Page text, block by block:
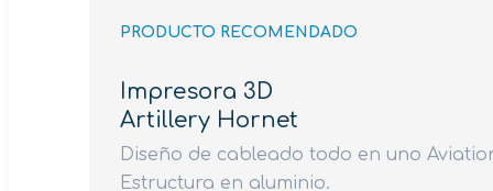
PRODUCTO RECOMENDADO
Impresora 3D
Artillery Hornet
Diseño de cableado todo en uno
Estructura en aluminio.